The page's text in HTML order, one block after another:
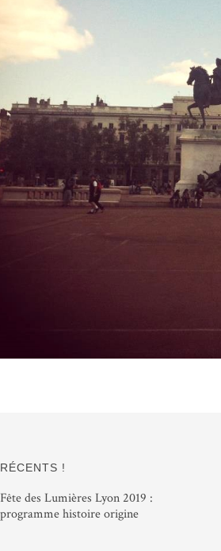
!
Fête des Lumières Lyon 2019 :
programme histoire origine